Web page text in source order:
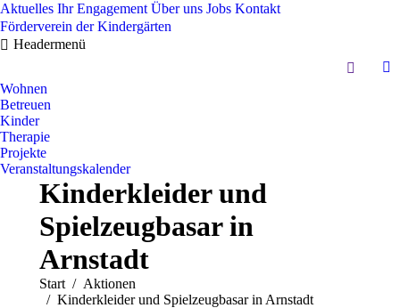
Aktuelles Ihr Engagement Über uns Jobs Kontakt
Förderverein der Kindergärten
Headermenü
Search:
Wohnen
Betreuen
Kinder
Therapie
Projekte
Veranstaltungskalender
Kinderkleider und
Spielzeugbasar in
Arnstadt
Sie befinden sich hier:
Start
Aktionen
Kinderkleider und Spielzeugbasar in Arnstadt